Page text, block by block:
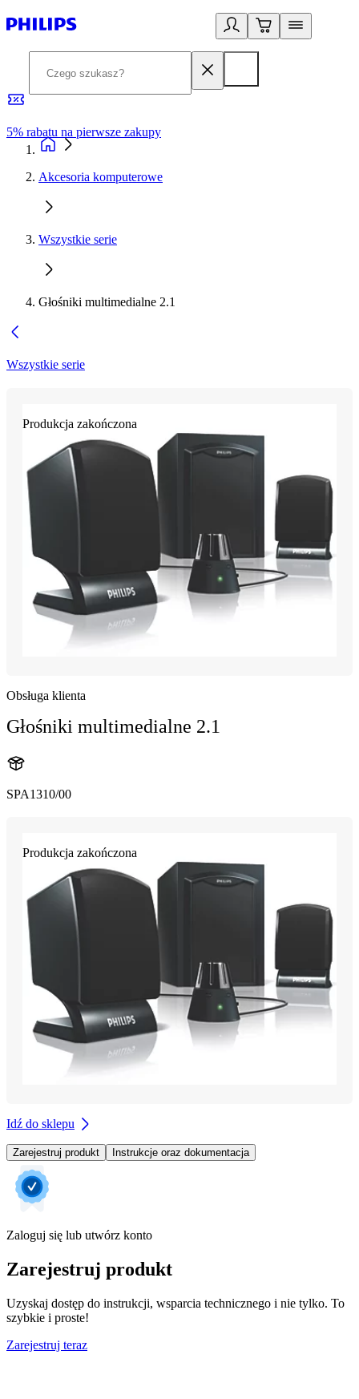
5% rabatu na pierwsze zakupy
Akcesoria komputerowe
Wszystkie serie
Głośniki multimedialne 2.1
Wszystkie serie
Produkcja zakończona
Obsługa klienta
Głośniki multimedialne 2.1
SPA1310/00
Produkcja zakończona
Idź do sklepu
Zarejestruj produkt Instrukcje oraz dokumentacja
Zaloguj się lub utwórz konto
Zarejestruj produkt
Uzyskaj dostęp do instrukcji, wsparcia technicznego i nie tylko. To
szybkie i proste!
Zarejestruj teraz